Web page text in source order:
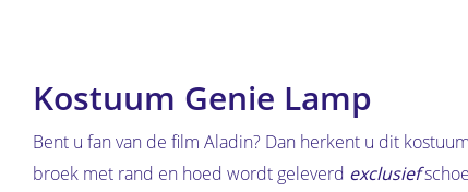
Kostuum Genie Lamp
Bent u fan van de film Aladin? Dan herkent u dit
broek met rand en hoed wordt geleverd exclusief